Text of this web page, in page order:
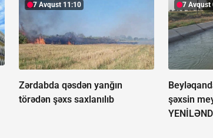
7 Avqust 11:10
Zərdabda qəsdən yanğın
törədən şəxs saxlanılıb
7 Avqust
şəxsin